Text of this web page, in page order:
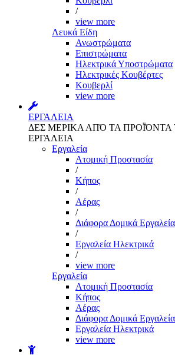
/
view more
Λευκά Είδη
Ανωστρώματα
Επιστρώματα
Ηλεκτρικά Υποστρώματα
Ηλεκτρικές Κουβέρτες
Κουβερλί
view more
ΕΡΓΑΛΕΙΑ
ΔΕΣ ΜΕΡΙΚΑ ΑΠΌ ΤΑ ΠΡΟΪΌΝΤΑ
ΕΡΓΑΛΕΙΑ
Εργαλεία
Aτομική Προστασία
/
Kήπος
/
Αέρας
/
Διάφορα Δομικά
/
Εργαλεία Ηλεκτρικά
/
view more
Εργαλεία
Aτομική Προστασία
Kήπος
Αέρας
Διάφορα Δομικά
Εργαλεία Ηλεκτρικά
view more